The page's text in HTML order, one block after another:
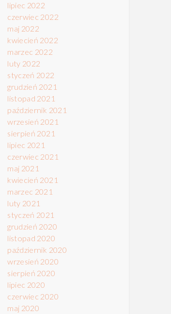
lipiec 2022
czerwiec 2022
maj 2022
kwiecień 2022
marzec 2022
luty 2022
styczeń 2022
grudzień 2021
listopad 2021
październik 2021
wrzesień 2021
sierpień 2021
lipiec 2021
czerwiec 2021
maj 2021
kwiecień 2021
marzec 2021
luty 2021
styczeń 2021
grudzień 2020
listopad 2020
październik 2020
wrzesień 2020
sierpień 2020
lipiec 2020
czerwiec 2020
maj 2020